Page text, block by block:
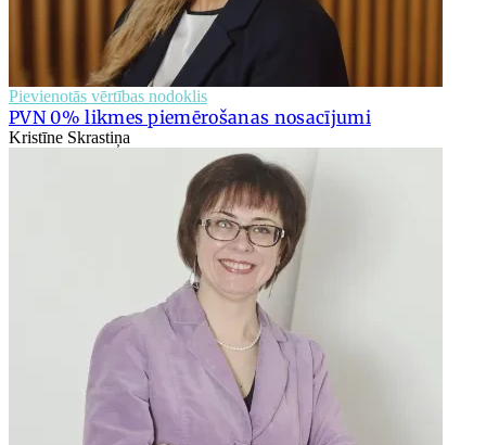
Pievienotās vērtības nodoklis
PVN 0% likmes piemērošanas nosacījumi
Kristīne Skrastiņa